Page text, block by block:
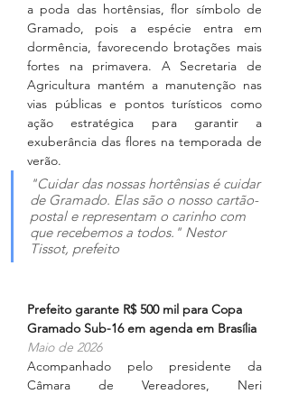
a poda das hortênsias, flor símbolo de
Gramado, pois a espécie entra em
dormência, favorecendo brotações mais
fortes na primavera. A Secretaria de
Agricultura mantém a manutenção nas
vias públicas e pontos turísticos como
ação estratégica para garantir a
exuberância das flores na temporada de
verão.
"Cuidar das nossas hortênsias é cuidar
de Gramado. Elas são o nosso cartão-
postal e representam o carinho com
que recebemos a todos." Nestor
Tissot, prefeito
Prefeito garante R$ 500 mil para Copa
Gramado Sub-16 em agenda em Brasília
Maio de 2026
Acompanhado pelo presidente da
Câmara de Vereadores, Neri